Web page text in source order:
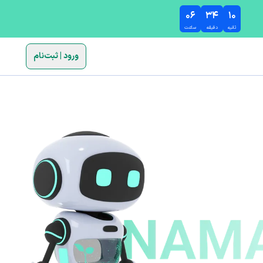
۰۶
ساعت
۳۴
دقیقه
۱۰
ثانیه
ورود | ثبت‌نام